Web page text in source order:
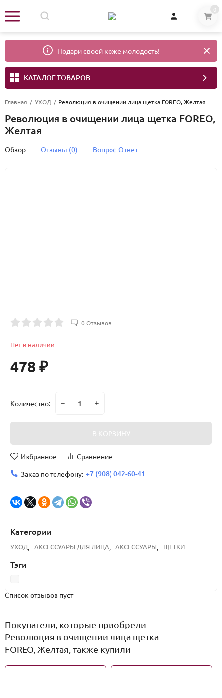
0
Подари своей коже молодость!
КАТАЛОГ ТОВАРОВ
Главная / УХОД / Революция в очищении лица щетка FOREO, Желтая
Революция в очищении лица щетка FOREO,
Желтая
Обзор Отзывы (0) Вопрос-Ответ
0 Отзывов
Нет в наличии
478 ₽
Количество:
В КОРЗИНУ
Избранное
Сравнение
Заказ по телефону: +7 (908) 042-60-41
Категории
УХОД, АКСЕССУАРЫ ДЛЯ ЛИЦА, АКСЕССУАРЫ, ЩЕТКИ
Тэги
Список отзывов пуст
Покупатели, которые приобрели
Революция в очищении лица щетка
FOREO, Желтая, также купили